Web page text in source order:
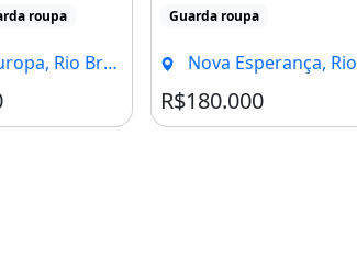
roupa
Rio Branco - AC
Guarda roupa
Nova Esperança, Rio Branco - AC
R$180.000